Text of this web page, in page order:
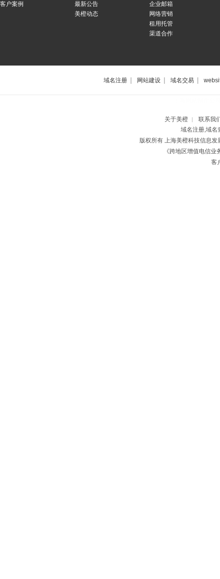
客户案例
最新公告
美橙动态
企业邮箱
网络营销
租用托管
渠道合作
域名注册 | 网站建设 | 域名交易 |
关于美橙 |
联系我
域名注册,域名
版权所有 上海美橙科技信息
《跨地区增值电信
客